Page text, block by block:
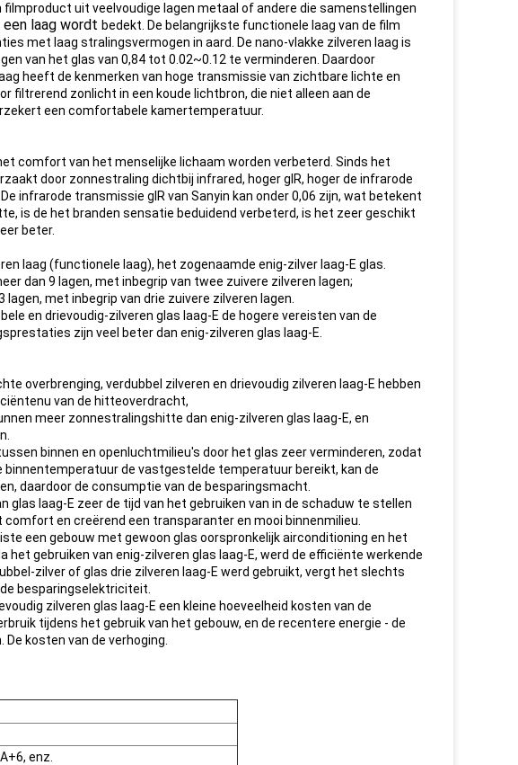
uit veelvoudige lagen metaal of andere die samenstellingen
een laag wordt bedekt. De belangrijkste functionele laag van de film
met laag stralingsvermogen in aard. De nano-vlakke zilveren laag is
van het glas van 0,84 tot 0.02~0.12 te verminderen. Daardoor
heeft de kenmerken van hoge transmissie van zichtbare lichte en
filtrerend zonlicht in een koude lichtbron, die niet alleen aan de
een comfortabele kamertemperatuur.
comfort van het menselijke lichaam worden verbeterd. Sinds het
door zonnestraling dichtbij infrared, hoger gIR, hoger de infrarode
infrarode transmissie gIR van Sanyin kan onder 0,06 zijn, wat betekent
is de het branden sensatie beduidend verbeterd, is het zeer geschikt
beter.
laag (functionele laag), het zogenaamde enig-zilver laag-E glas.
dan 9 lagen, met inbegrip van twee zuivere zilveren lagen;
met inbegrip van drie zuivere zilveren lagen.
en drievoudig-zilveren glas laag-E de hogere vereisten van de
zijn veel beter dan enig-zilveren glas laag-E.
overbrenging, verdubbel zilveren en drievoudig zilveren laag-E hebben
van de hitteoverdracht,
meer zonnestralingshitte dan enig-zilveren glas laag-E, en
binnen en openluchtmilieu's door het glas zeer verminderen, zodat
de vastgestelde temperatuur bereikt, kan de
daardoor de consumptie van de besparingsmacht.
glas laag-E zeer de tijd van het gebruiken van in de schaduw te stellen
en creërend een transparanter en mooi binnenmilieu.
een gebouw met gewoon glas oorspronkelijk airconditioning en het
het gebruiken van enig-zilveren glas laag-E, werd de efficiënte werkende
zilver of glas drie zilveren laag-E werd gebruikt, vergt het slechts
besparingselektriciteit.
zilveren glas laag-E een kleine hoeveelheid kosten van de
tijdens het gebruik van het gebouw, en de recentere energie - de
kosten van de verhoging.
enz.